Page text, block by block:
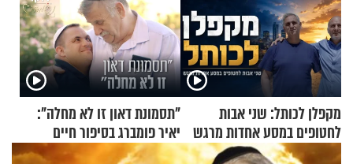
מקפלן לכותל: שני אבות
לחטופים במסע אחדות מרגש
"תסמונת דאון זו לא מחלה":
יאיר פומברג בסיפור חיים
מעורר השראה